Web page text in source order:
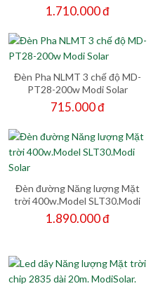
1.710.000 đ
Đèn Pha NLMT 3 chế độ MD-
PT28-200w Modi Solar
715.000 đ
Đèn đường Năng lượng Mặt
trời 400w.Model SLT30.Modi
Solar
1.890.000 đ